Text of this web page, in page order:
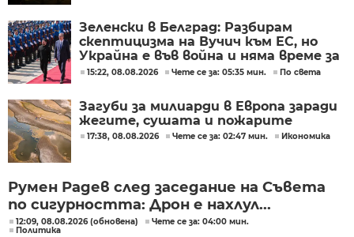
Зеленски в Белград: Разбирам
скептицизма на Вучич към ЕС, но
Украйна е във война и няма време за
скептицизъм
15:22, 08.08.2026 Чете се за: 05:35 мин. По света
Загуби за милиарди в Европа заради
жегите, сушата и пожарите
17:38, 08.08.2026 Чете се за: 02:47 мин. Икономика
Румен Радев след заседание на Съвета
по сигурността: Дрон е нахлул...
12:09, 08.08.2026 (обновена)
Чете се за: 04:00 мин.
Политика